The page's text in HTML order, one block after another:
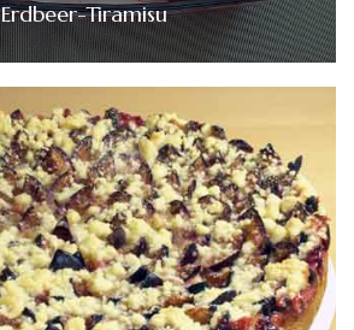
Erdbeer-Tiramisu